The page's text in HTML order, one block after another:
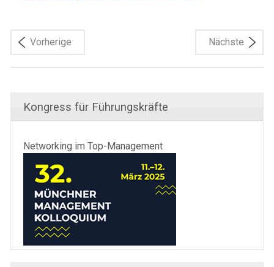
Vorherige Nächste
Kongress für Führungskräfte
Networking im Top-Management